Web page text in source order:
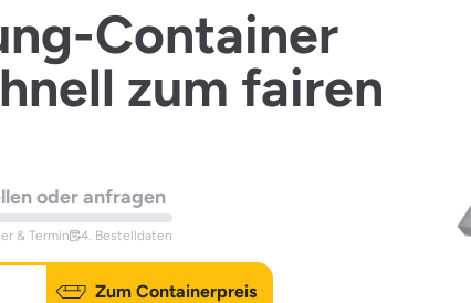
Container
zum fairen
oder anfragen
& Termin 4. Bestelldaten
Zum Containerpreis